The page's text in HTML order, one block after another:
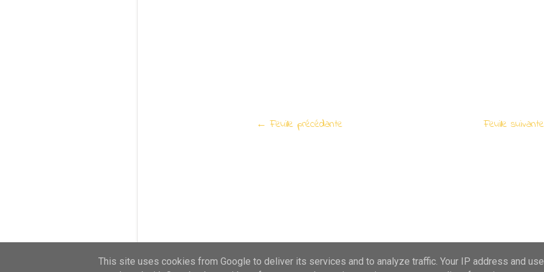
Feuille
← Feuille précédante
This site uses cookies from Google to deliver its services and to analyze traffic. Your IP address and